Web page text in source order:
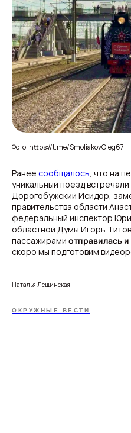
Фото: https://t.me/SmoliakovOleg67
Ранее сообщалось, что на
уникальный поезд
Дорогобужский Исидор,
правительства области
федеральный инспектор
областной Думы Игорь
пассажирами отправилась
скоро мы подготовим
Наталья Лещинская
ОКРУЖНЫЕ ВЕСТИ